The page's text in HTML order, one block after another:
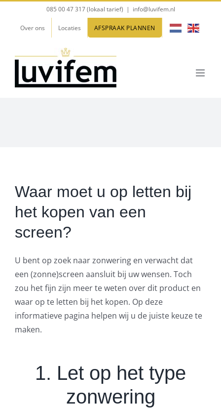
085 00 47 317 (lokaal tarief) | info@luvifem.nl
Over ons Locaties AFSPRAAK PLANNEN
Waar moet u op letten bij
het kopen van een
screen?
U bent op zoek naar zonwering en verwacht dat
een (zonne)screen aansluit bij uw wensen. Toch
zou het fijn zijn meer te weten over dit product en
waar op te letten bij het kopen. Op deze
informatieve pagina helpen wij u de juiste keuze te
maken.
1. Let op het type
zonwering